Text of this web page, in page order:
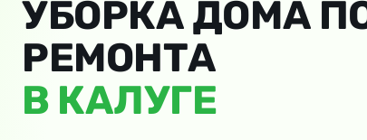
УБОРКА ДОМА
РЕМОНТА
В КАЛУГЕ